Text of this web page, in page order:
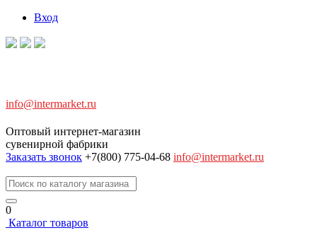
Вход
info@intermarket.ru
Оптовый интернет-магазин
сувенирной фабрики
Заказать звонок +7(800) 775-04-68 info@intermarket.ru
0
Каталог товаров